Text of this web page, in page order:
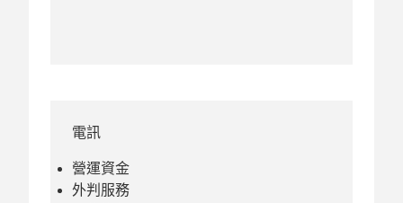
電訊
營運資金
外判服務